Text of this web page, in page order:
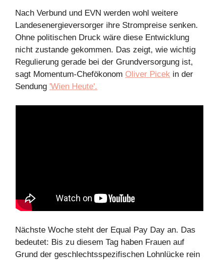
Nach Verbund und EVN werden wohl weitere
Landesenergieversorger ihre Strompreise senken.
Ohne politischen Druck wäre diese Entwicklung
nicht zustande gekommen. Das zeigt, wie wichtig
Regulierung gerade bei der Grundversorgung ist,
sagt Momentum-Chefökonom Oliver Picek in der
Sendung 'Wien Heute'.
Nächste Woche steht der Equal Pay Day an. Das
bedeutet: Bis zu diesem Tag haben Frauen auf
Grund der geschlechtsspezifischen Lohnlücke rein